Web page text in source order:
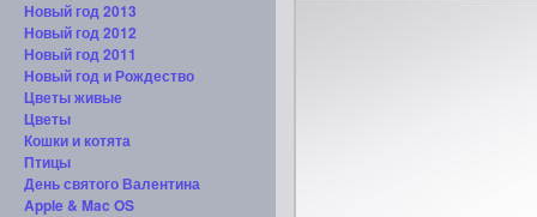
Новый год 2013
Новый год 2012
Новый год 2011
Новый год и Рождество
Цветы живые
Цветы
Кошки и котята
Птицы
День святого Валентина
Apple & Mac OS